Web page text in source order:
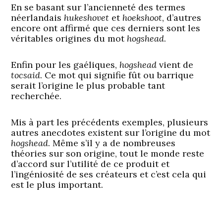
En se basant sur l’ancienneté des termes
néerlandais hukeshovet et hoekshoot, d’autres
encore ont affirmé que ces derniers sont les
véritables origines du mot hogshead.
Enfin pour les gaéliques, hogsheadvient de
tocsaid. Ce mot qui signifie fût ou barrique
serait l’origine le plus probable tant
recherchée.
Mis à part les précédents exemples, plusieurs
autres anecdotes existent sur l’origine du mot
hogshead. Même s’il y a de nombreuses
théories sur son origine, tout le monde reste
d’accord sur l’utilité de ce produit et
l’ingéniosité de ses créateurs et c’est cela qui
est le plus important.